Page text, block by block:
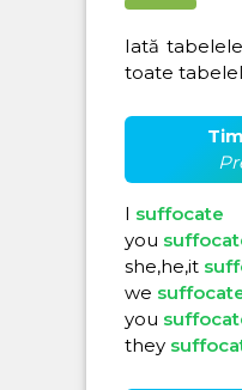
Iată
toate
I suffocate
you
she,he,it
we
you
they